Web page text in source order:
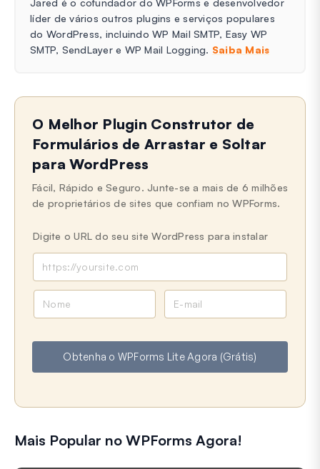
líder de vários outros plugins e serviços populares
do WordPress, incluindo WP Mail SMTP, Easy WP
SMTP, SendLayer e WP Mail Logging. Saiba Mais
O Melhor Plugin Construtor de
Formulários de Arrastar e Soltar
para WordPress
Fácil, Rápido e Seguro. Junte-se a mais de 6 milhões
de proprietários de sites que confiam no WPForms.
Digite o URL do seu site WordPress para instalar
e
a
l
Obtenha o WPForms Lite Agora (Grátis)
Mais Popular no WPForms Agora!